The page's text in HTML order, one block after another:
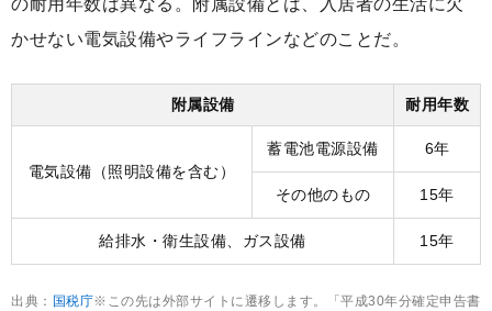
かせない電気設備やライフラインなどのことだ。
附属設備 耐用年数
電気設備（照明設備を含む）
蓄電池電源設備 6年
その他のもの 15年
給排水・衛生設備、ガス設備 15年
出典： 国税庁※この先は外部サイトに遷移します。「平成30年分確定申告書